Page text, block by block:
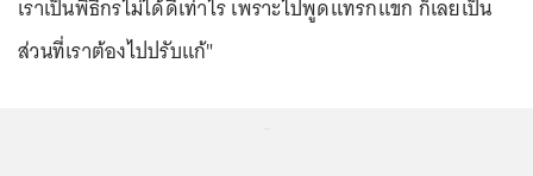
เราเป็นพิธีกรไม่ได้ดีเท่าไร เพราะไปพูดแทรกแขก ก็เลยเป็น
ส่วนที่เราต้องไปปรับแก้"